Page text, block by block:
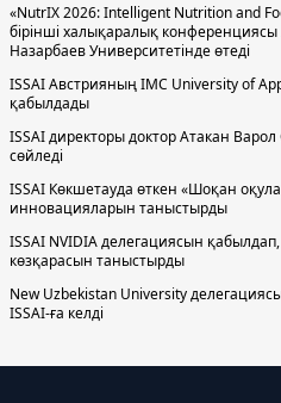
«NutrIX 2026: Intelligent Nutrition and
бірінші халықаралық
Назарбаев Университетінде өтеді
ISSAI Австрияның IMC University of
қабылдады
ISSAI директоры доктор Атакан
сөйледі
ISSAI Көкшетауда өткен «Шоқан
инновацияларын таныстырды
ISSAI NVIDIA делегациясын
көзқарасын таныстырды
New Uzbekistan University
ISSAI-ға келді